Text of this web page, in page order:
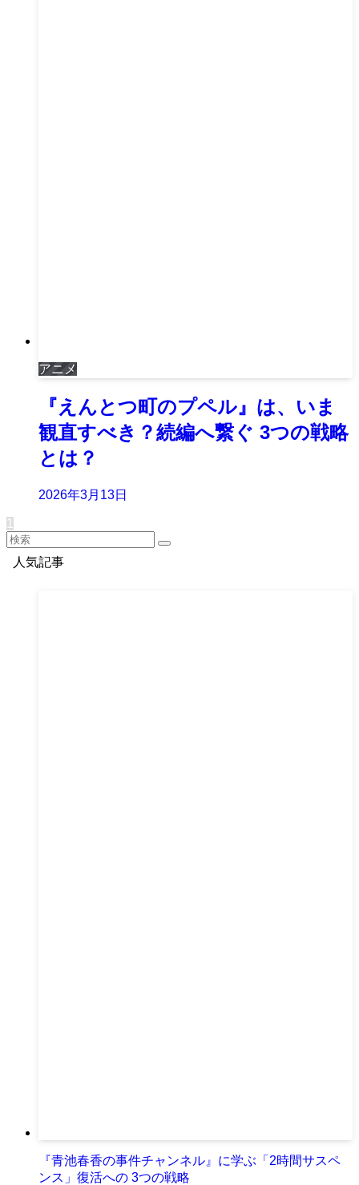
アニメ
『えんとつ町のプペル』は、いま
観直すべき？続編へ繋ぐ 3つの戦略
とは？
2026年3月13日
1
人気記事
『青池春香の事件チャンネル』に学ぶ「2時間サスペ
ンス」復活への 3つの戦略